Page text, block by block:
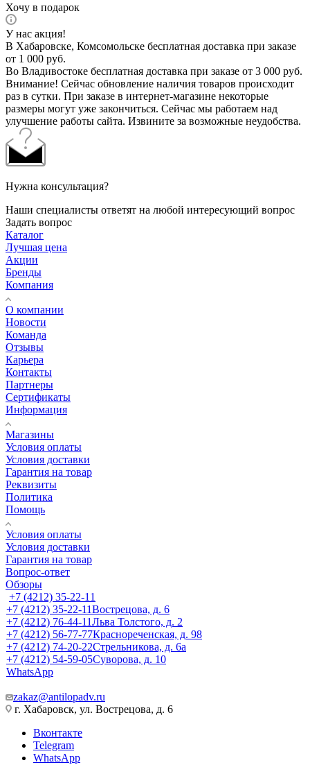
Хочу в подарок
У нас акция!
В Хабаровске, Комсомольске бесплатная доставка при заказе
от 1 000 руб.
Во Владивостоке бесплатная доставка при заказе от 3 000 руб.
Внимание! Сейчас обновление наличия товаров происходит
раз в сутки. При заказе в интернет-магазине некоторые
размеры могут уже закончиться. Сейчас мы работаем над
улучшение работы сайта. Извините за возможные неудобства.
Нужна консультация?
Наши специалисты ответят на любой интересующий вопрос
Задать вопрос
Каталог
Лучшая цена
Акции
Бренды
Компания
О компании
Новости
Команда
Отзывы
Карьера
Контакты
Партнеры
Сертификаты
Информация
Магазины
Условия оплаты
Условия доставки
Гарантия на товар
Реквизиты
Политика
Помощь
Условия оплаты
Условия доставки
Гарантия на товар
Вопрос-ответ
Обзоры
+7 (4212) 35-22-11
+7 (4212) 35-22-11Вострецова, д. 6
+7 (4212) 76-44-11Льва Толстого, д. 2
+7 (4212) 56-77-77Краснореченская, д. 98
+7 (4212) 74-20-22Стрельникова, д. 6а
+7 (4212) 54-59-05Суворова, д. 10
WhatsApp
zakaz@antilopadv.ru
г. Хабаровск, ул. Вострецова, д. 6
Вконтакте
Telegram
WhatsApp